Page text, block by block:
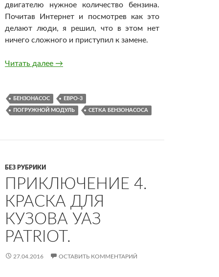
двигателю нужное количество бензина.
Почитав Интернет и посмотрев как это
делают люди, я решил, что в этом нет
ничего сложного и приступил к замене.
Читать далее Замена сетки бензонасоса УАЗ Patriot
→
БЕНЗОНАСОС ЕВРО-3
ПОГРУЖНОЙ МОДУЛЬ СЕТКА БЕНЗОНАСОСА
БЕЗ РУБРИКИ
ПРИКЛЮЧЕНИЕ 4.
КРАСКА ДЛЯ
КУЗОВА УАЗ
PATRIOT.
27.04.2016 ОСТАВИТЬ КОММЕНТАРИЙ